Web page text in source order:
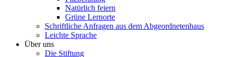
Natürlich feiern
Grüne Lernorte
Schriftliche Anfragen aus dem Abgeordnetenhaus
Leichte Sprache
Über uns
Die Stiftung